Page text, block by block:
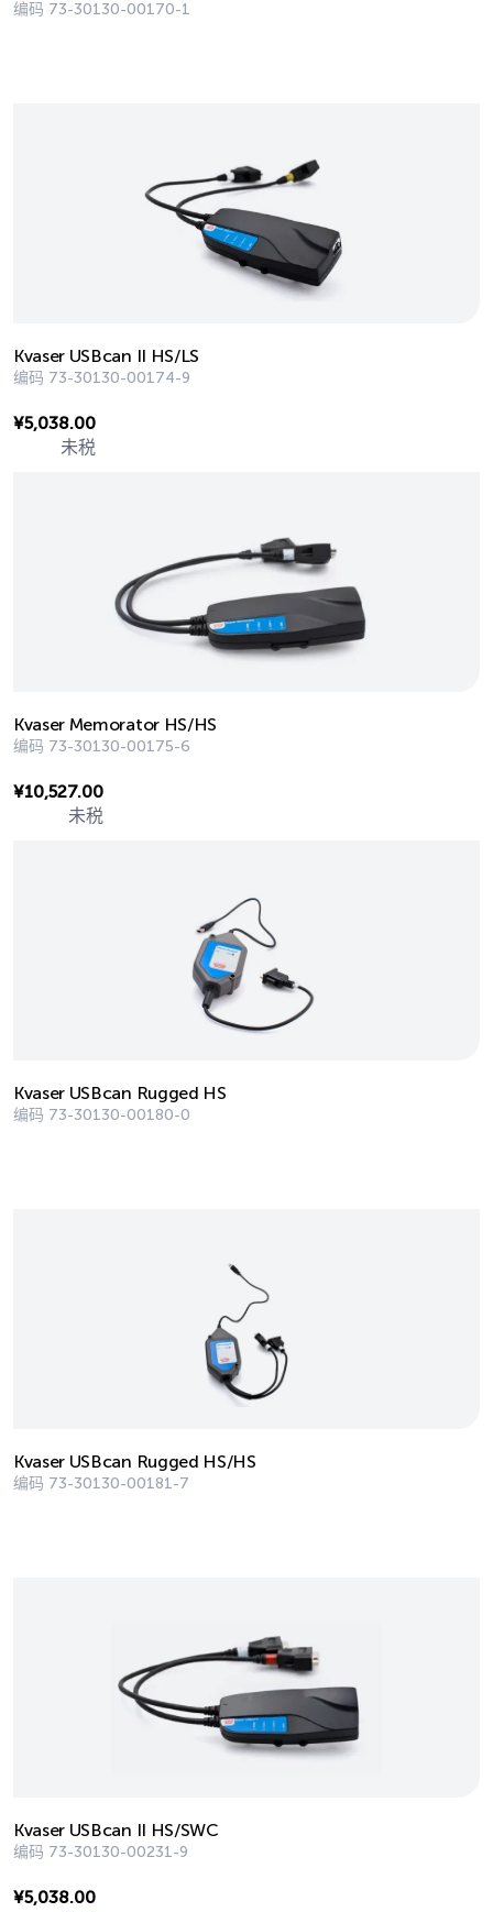
编码 73-30130-00170-1
Kvaser USBcan II HS/LS
编码 73-30130-00174-9
¥5,038.00
未税
Kvaser Memorator HS/HS
编码 73-30130-00175-6
¥10,527.00
未税
Kvaser USBcan Rugged HS
编码 73-30130-00180-0
Kvaser USBcan Rugged HS/HS
编码 73-30130-00181-7
Kvaser USBcan II HS/SWC
编码 73-30130-00231-9
¥5,038.00